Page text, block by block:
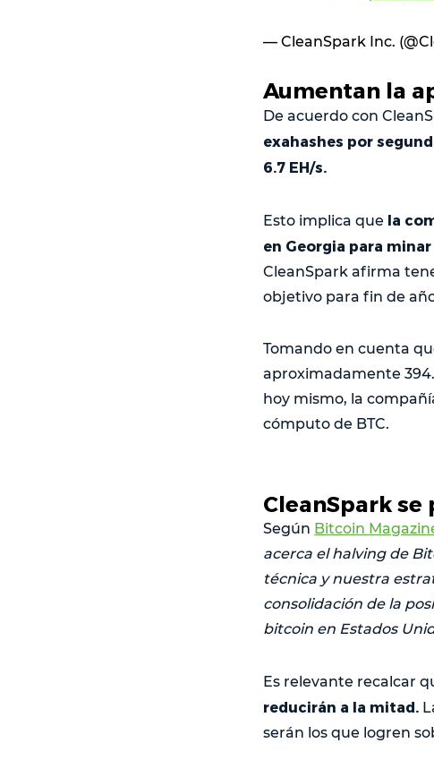
— CleanSpark Inc.
Aumentan la
De acuerdo con
exahashes por
6.7 EH/s.
Esto implica que la
en Georgia para
CleanSpark afirma
objetivo para fin de
Tomando en cuenta
aproximadamente
hoy mismo, la
cómputo de BTC.
CleanSpark
Según Bitcoin
acerca el halving de
técnica y nuestra
consolidación de la
bitcoin en Estados
Es relevante recalcar
reducirán a la mitad.
serán los que logren